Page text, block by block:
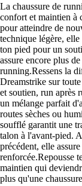
La chaussure de
confort et maintien à
pour atteindre de
technique légère,
ton pied pour un
assure encore plus
running.Ressens la
Dreamstrike sur
et soutien, run après
un mélange parfait
routes sèches ou
soufflé garantit une
talon à l'avant-pied.
précédent, elle
renforcée.Repousse
maintien qui
plus qu'une